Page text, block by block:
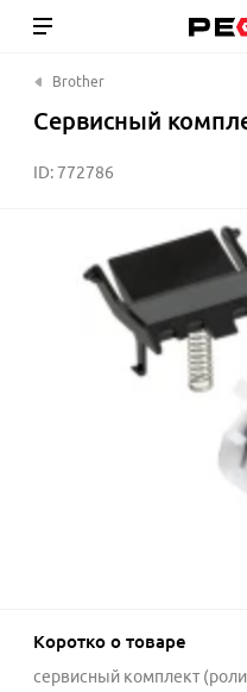
Brother
Сервисный
ID: 772786
Коротко о товаре
сервисный комплект